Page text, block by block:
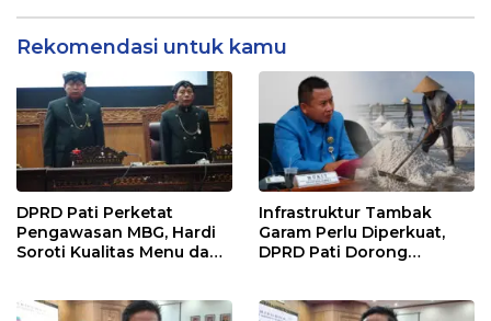
Rekomendasi untuk kamu
DPRD Pati Perketat
Pengawasan MBG, Hardi
Soroti Kualitas Menu dan
Infrastruktur Tambak
Garam Perlu Diperkuat,
DPRD Pati Dorong